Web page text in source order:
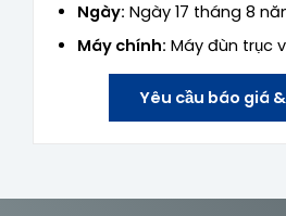
Ngày: Ngày 17 tháng 8
Máy chính: Máy đùn trục
Yêu cầu báo giá